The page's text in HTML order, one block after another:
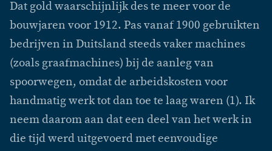
Dat gold waarschijnlijk des te meer voor de
bouwjaren voor 1912. Pas vanaf 1900 gebruikten
bedrijven in Duitsland steeds vaker machines
(zoals graafmachines) bij de aanleg van
spoorwegen, omdat de arbeidskosten voor
handmatig werk tot dan toe te laag waren (1). Ik
neem daarom aan dat een deel van het werk in
die tijd werd uitgevoerd met eenvoudige